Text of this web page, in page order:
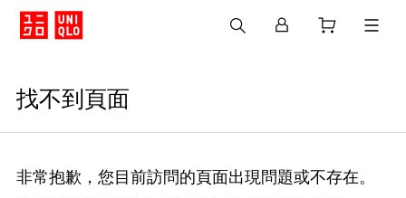
找不到頁面
非常抱歉，您目前訪問的頁面出現問題或不存在。